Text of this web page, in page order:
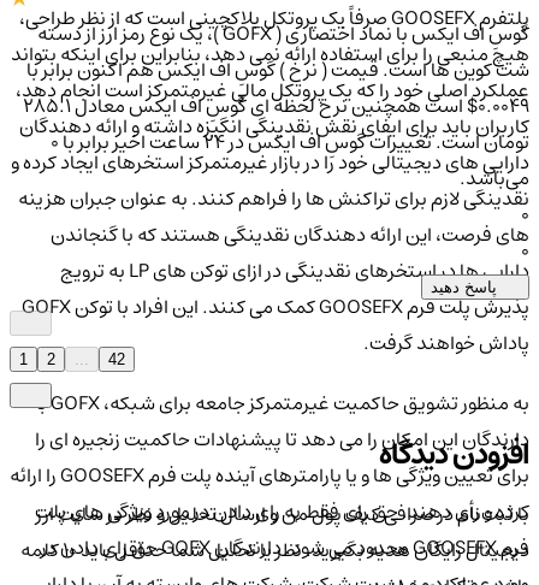
پلتفرم GOOSEFX صرفاً یک پروتکل بلاکچینی است که از نظر طراحی،
هیچ منبعی را برای استفاده ارائه نمی دهد، بنابراین برای اینکه بتواند
عملکرد اصلی خود را که یک پروتکل مالی غیرمتمرکز است انجام دهد،
کاربران باید برای ایفای نقش نقدینگی انگیزه داشته و ارائه دهندگان
دارایی های دیجیتالی خود را در بازار غیرمتمرکز استخرهای ایجاد کرده و
نقدینگی لازم برای تراکنش ها را فراهم کنند. به عنوان جبران هزینه
های فرصت، این ارائه دهندگان نقدینگی هستند که با گنجاندن
دارایی ها در استخرهای نقدینگی در ازای توکن های LP به ترویج
پذیرش پلت فرم GOOSEFX کمک می کنند. این افراد با توکن GOFX
پاداش خواهند گرفت.
به منظور تشویق حاکمیت غیرمتمرکز جامعه برای شبکه، GOFX به
دارندگان این امکان را می دهد تا پیشنهادات حاکمیت زنجیره ای را
برای تعیین ویژگی ها و یا پارامترهای آینده پلت فرم GOOSEFX را ارائه
کرده و رأی دهند. حق رای فقط به رای دادن در مورد ویژگی های پلت
فرم GOOSEFX محدود می شود. دارندگان GOFX حق رای دادن در
گوسِ اف ایکس با نماد اختصاری ( GOFX )، یک نوع رمز ارز از دسته
شت کوین ها است. قیمت ( نرخ ) گوسِ اف ایکس هم اکنون برابر با
0.0049$ است همچنین نرخ لحظه ای گوسِ اف ایکس معادل 285.1
تومان است. تغییرات گوسِ اف ایکس در ۲۴ ساعت اخیر برابر با 0
می‌باشد.
پاسخ دهید
42
افزودن دیدگاه
با ثبت‌نام در صرافی کیف پول من و ارسال تحلیل و نظر در سایت ارز
دیجیتال رایگان هدیه بگیرید. نظر یا تحلیل شما حداقل باید ۱۰ کلمه